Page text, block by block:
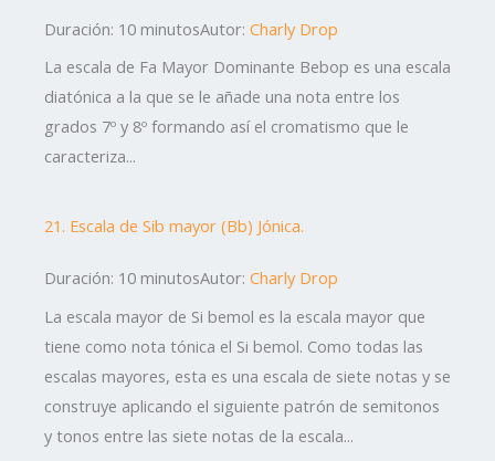
Duración: 10 minutosAutor: Charly Drop
La escala de Fa Mayor Dominante Bebop es una escala
diatónica a la que se le añade una nota entre los
grados 7º y 8º formando así el cromatismo que le
caracteriza...
21. Escala de Sib mayor (Bb) Jónica.
Duración: 10 minutosAutor: Charly Drop
La escala mayor de Si bemol es la escala mayor que
tiene como nota tónica el Si bemol. Como todas las
escalas mayores, esta es una escala de siete notas y se
construye aplicando el siguiente patrón de semitonos
y tonos entre las siete notas de la escala...